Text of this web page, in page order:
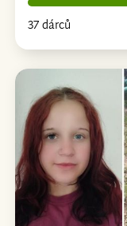
37 dárců